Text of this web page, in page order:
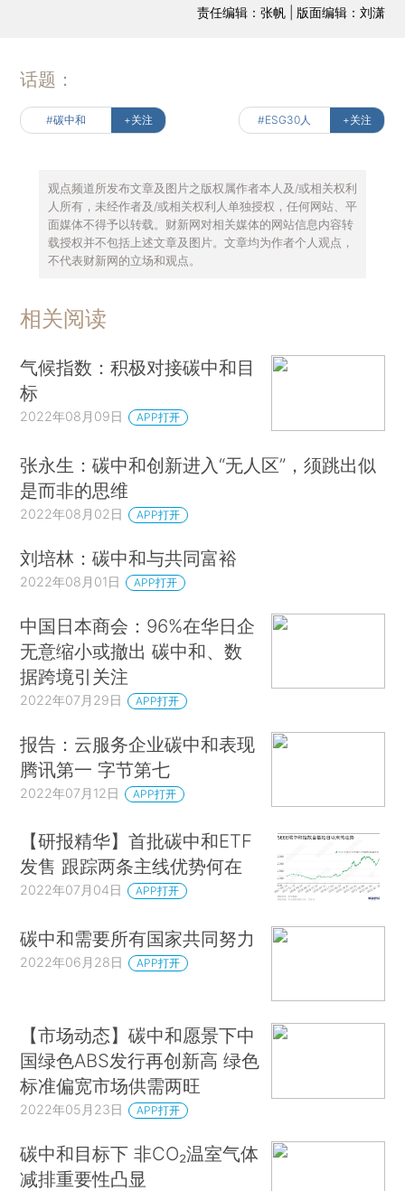
责任编辑：张帆 | 版面编辑：刘潇
话题：
#碳中和 +关注 #ESG30人 +关注
观点频道所发布文章及图片之版权属作者本人及/或相关权利
人所有，未经作者及/或相关权利人单独授权，任何网站、平
面媒体不得予以转载。财新网对相关媒体的网站信息内容转
载授权并不包括上述文章及图片。文章均为作者个人观点，
不代表财新网的立场和观点。
相关阅读
气候指数：积极对接碳中和目
标
2022年08月09日 APP打开
张永生：碳中和创新进入“无人区”，须跳出似
是而非的思维
2022年08月02日 APP打开
刘培林：碳中和与共同富裕
2022年08月01日 APP打开
中国日本商会：96%在华日企
无意缩小或撤出 碳中和、数
据跨境引关注
2022年07月29日 APP打开
报告：云服务企业碳中和表现
腾讯第一 字节第七
2022年07月12日 APP打开
【研报精华】首批碳中和ETF
发售 跟踪两条主线优势何在
2022年07月04日 APP打开
碳中和需要所有国家共同努力
2022年06月28日 APP打开
【市场动态】碳中和愿景下中
国绿色ABS发行再创新高 绿色
标准偏宽市场供需两旺
2022年05月23日 APP打开
碳中和目标下 非CO₂温室气体
减排重要性凸显